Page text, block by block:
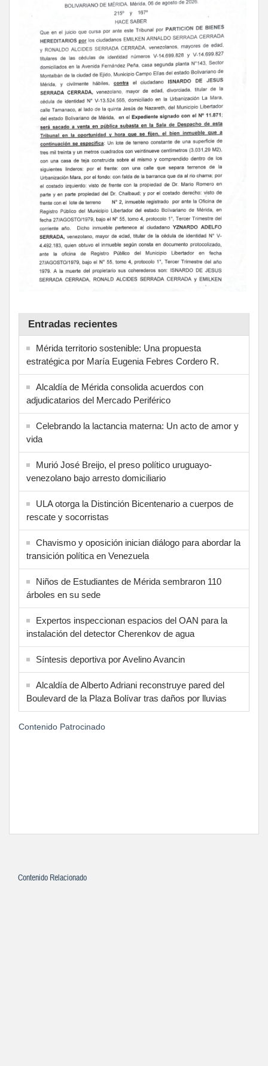
Entradas recientes
Mérida territorio sostenible: Una propuesta
estratégica por María Eugenia Febres Cordero R.
Alcaldía de Mérida consolida acuerdos con
adjudicatarios del Mercado Periférico
Celebrando la lactancia materna: Un acto de amor y
vida
Murió José Breijo, el preso político uruguayo-
venezolano bajo arresto domiciliario
ULA otorga la Distinción Bicentenario a cuerpos de
rescate y socorristas
Chavismo y oposición inician diálogo para abordar la
transición política en Venezuela
Niños de Estudiantes de Mérida sembraron 110
árboles en su sede
Expertos inspeccionan espacios del OAN para la
instalación del detector Cherenkov de agua
Síntesis deportiva por Avelino Avancin
Alcaldía de Alberto Adriani reconstruye pared del
Boulevard de la Plaza Bolívar tras daños por lluvias
Contenido Patrocinado
Contenido Relacionado